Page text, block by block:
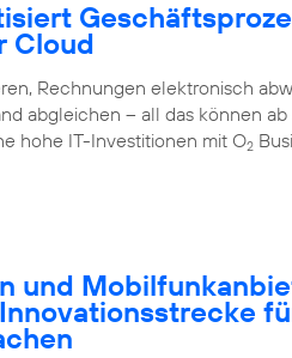
Cloud
Rechnungen elektronisch
abgleichen – all das können
hohe IT-Investitionen mit O2
und